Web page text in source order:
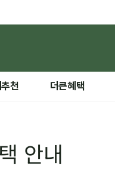
천 더큰혜택
안내